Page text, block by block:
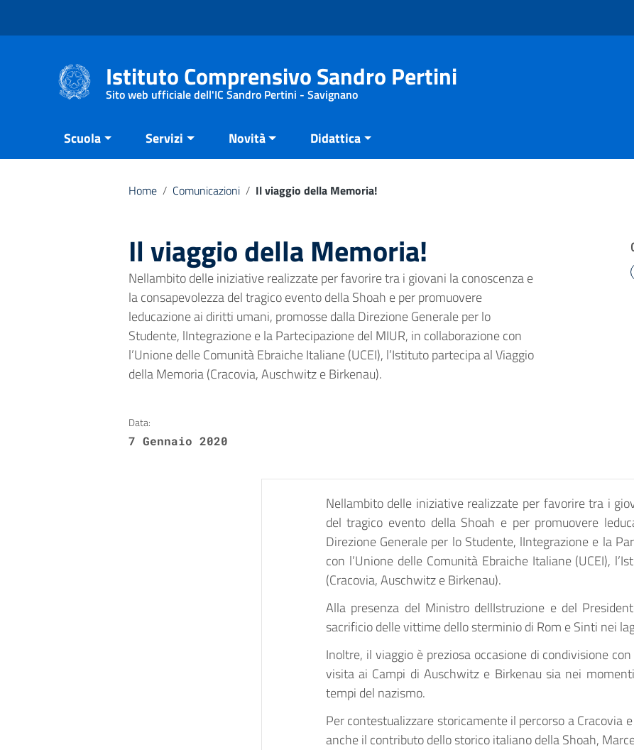
Istituto Comprensivo Sandro Pertini
Sito web ufficiale dell'IC Sandro Pertini - Savignano
Scuola Servizi Novità Didattica
Home / Comunicazioni / Il viaggio della Memoria!
Il viaggio della Memoria!
Nellambito delle iniziative realizzate per favorire tra i giovani la conoscenza e
la consapevolezza del tragico evento della Shoah e per promuovere
leducazione ai diritti umani, promosse dalla Direzione Generale per lo
Studente, lIntegrazione e la Partecipazione del MIUR, in collaborazione con
l’Unione delle Comunità Ebraiche Italiane (UCEI), l’Istituto partecipa al Viaggio
della Memoria (Cracovia, Auschwitz e Birkenau).
Data:
7 Gennaio 2020
Nellambito delle iniziative realizzate per favorire tra i
del tragico evento della Shoah e per promuovere
Direzione Generale per lo Studente, lIntegrazione e la
con l’Unione delle Comunità Ebraiche Italiane (UCEI),
(Cracovia, Auschwitz e Birkenau).
Alla presenza del Ministro dellIstruzione e del
sacrificio delle vittime dello sterminio di Rom e Sinti nei
Inoltre, il viaggio è preziosa occasione di condivisione
visita ai Campi di Auschwitz e Birkenau sia nei
tempi del nazismo.
Per contestualizzare storicamente il percorso a Cracovia
anche il contributo dello storico italiano della Shoah,